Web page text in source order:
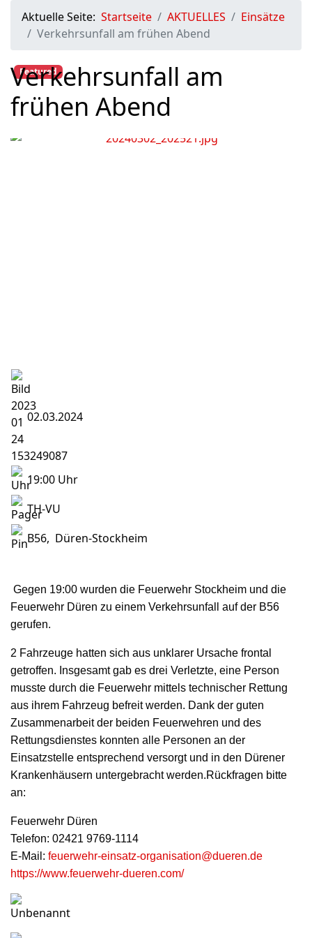
Aktuelle Seite: Startseite AKTUELLES
Einsätze
Verkehrsunfall am frühen Abend
Featured
Verkehrsunfall am
frühen Abend
02.03.2024
19:00 Uhr
TH-VU
B56, Düren-Stockheim
Gegen 19:00 wurden die Feuerwehr Stockheim und die
Feuerwehr Düren zu einem Verkehrsunfall auf der B56
gerufen.
2 Fahrzeuge hatten sich aus unklarer Ursache frontal
getroffen. Insgesamt gab es drei Verletzte, eine Person
musste durch die Feuerwehr mittels technischer Rettung
aus ihrem Fahrzeug befreit werden. Dank der guten
Zusammenarbeit der beiden Feuerwehren und des
Rettungsdienstes konnten alle Personen an der
Einsatzstelle entsprechend versorgt und in den Dürener
Krankenhäusern untergebracht werden.Rückfragen bitte
an:
Feuerwehr Düren
Telefon: 02421 9769-1114
E-Mail: feuerwehr-einsatz-organisation@dueren.de
https://www.feuerwehr-dueren.com/